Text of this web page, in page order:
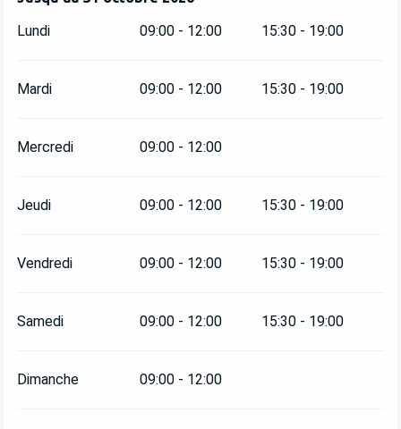
Lundi 09:00 - 12:00 15:30 - 19:00
Mardi 09:00 - 12:00 15:30 - 19:00
Mercredi 09:00 - 12:00
Jeudi 09:00 - 12:00 15:30 - 19:00
Vendredi 09:00 - 12:00 15:30 - 19:00
Samedi 09:00 - 12:00 15:30 - 19:00
Dimanche 09:00 - 12:00